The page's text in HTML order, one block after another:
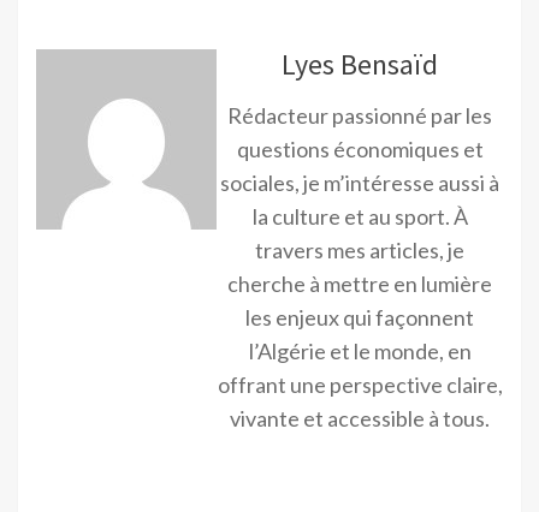
Lyes Bensaïd
Rédacteur passionné par les
questions économiques et
sociales, je m’intéresse aussi à
la culture et au sport. À
travers mes articles, je
cherche à mettre en lumière
les enjeux qui façonnent
l’Algérie et le monde, en
offrant une perspective claire,
vivante et accessible à tous.